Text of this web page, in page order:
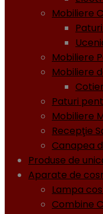
Mobiliere
Mobiliere
Mobiliere
Paturi
Mobiliere
Recepţie
Canapea
Produse de
Aparate de
Lampa
Combine